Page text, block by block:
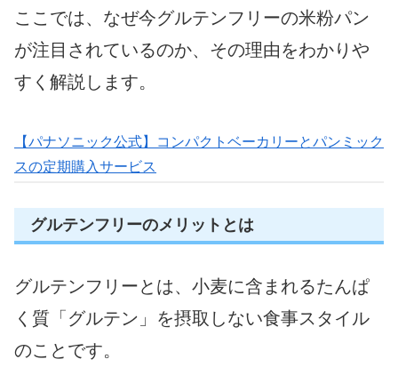
ここでは、なぜ今グルテンフリーの米粉パン
が注目されているのか、その理由をわかりや
すく解説します。
【パナソニック公式】コンパクトベーカリーとパンミック
スの定期購入サービス
グルテンフリーのメリットとは
グルテンフリーとは、小麦に含まれるたんぱ
く質「グルテン」を摂取しない食事スタイル
のことです。